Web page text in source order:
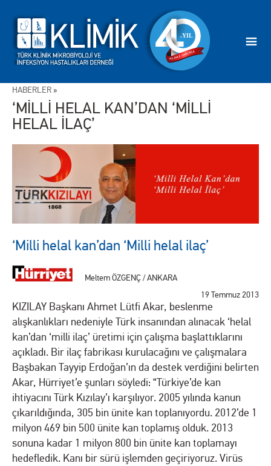
HABERLER »
‘MİLLİ HELAL KAN’DAN ‘MİLLİ
HELAL İLAÇ’
‘Milli helal kan’dan ‘Milli helal ilaç’
Meltem ÖZGENÇ / ANKARA
19 Temmuz 2013
KIZILAY Başkanı Ahmet Lütfi Akar, beslenme
alışkanlıkları nedeniyle Türk insanından alınacak ‘helal
kan’dan ‘milli ilaç’ üretimi için çalışma başlattıklarını
açıkladı. Bir ilaç fabrikası kurulacağını ve çalışmalara
Başbakan Tayyip Erdoğan’ın da destek verdiğini belirten
Akar, Hürriyet’e şunları söyledi: “Türkiye’de kan
ihtiyacını Türk Kızılay’ı karşılıyor. 2005 yılında kanun
çıkarıldığında, 305 bin ünite kan toplanıyordu. 2012’de 1
milyon 469 bin 500 ünite kan toplamış olduk. 2013
sonuna kadar 1 milyon 800 bin ünite kan toplamayı
hedefledik. Kanı bir sürü işlemden geçiriyoruz. Virüs